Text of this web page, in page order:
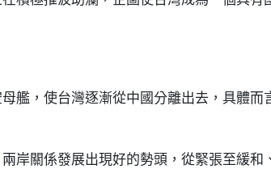
艦，使台灣逐漸從中國分離出去，具體而
岸關係發展出現好的勢頭，從緊張至緩和